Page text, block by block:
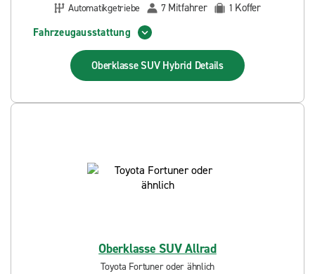
Automatikgetriebe
7 Mitfahrer 1 Koffer
Fahrzeugausstattung
Oberklasse SUV Hybrid Details
Oberklasse SUV Allrad
Toyota Fortuner oder ähnlich